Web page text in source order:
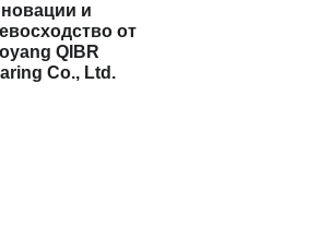
и
от
QIBR
Co., Ltd.